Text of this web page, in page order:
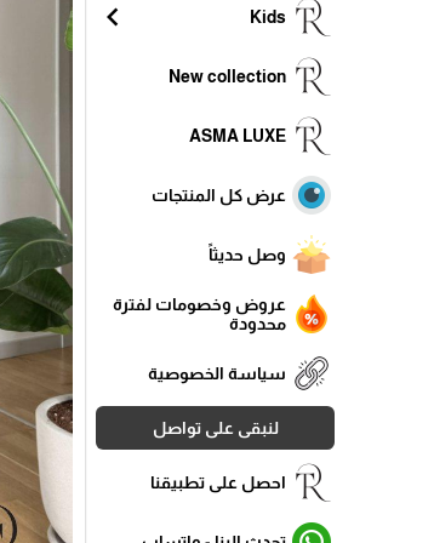
Kids
chevron_left
New collection
ASMA LUXE
عرض كل المنتجات
وصل حديثاً
عروض وخصومات لفترة
محدودة
سياسة الخصوصية
لنبقى على تواصل
احصل على تطبيقنا